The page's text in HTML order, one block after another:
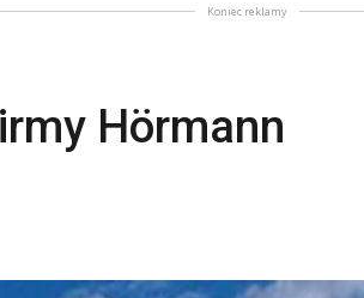
Koniec reklamy
Hörmann